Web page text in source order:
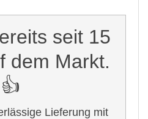
seit 15
dem Markt.
👍
Lieferung mit